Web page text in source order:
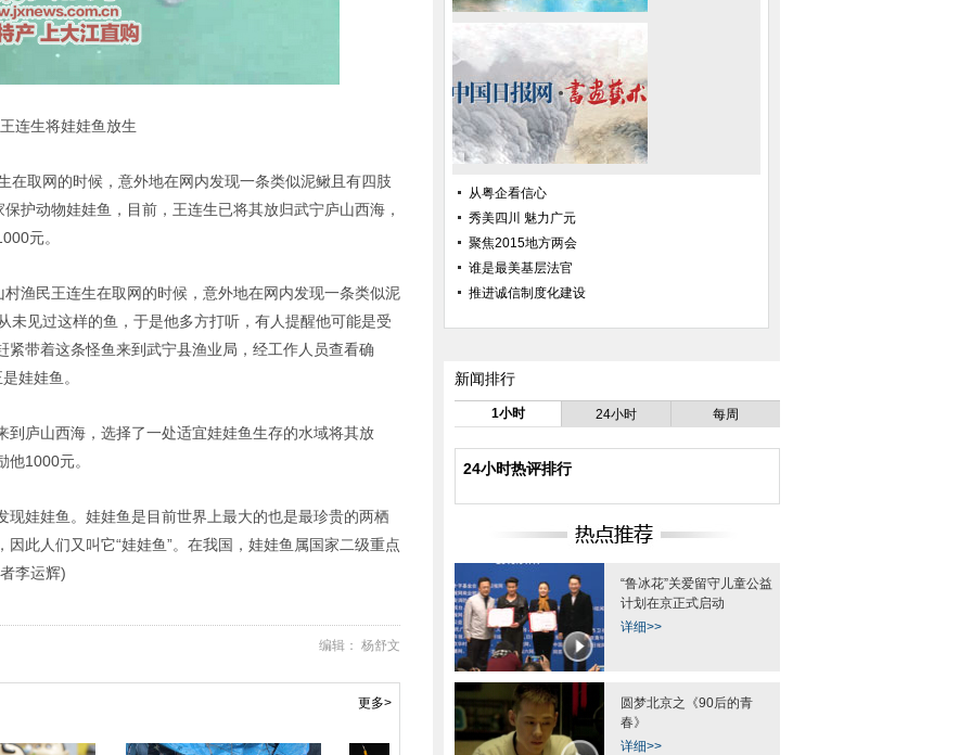
王连生将娃娃鱼放生
在取网的时候，意外地在网内发现一条类似泥鳅且有四肢
护动物娃娃鱼，目前，王连生已将其放归武宁庐山西海，
元。
渔民王连生在取网的时候，意外地在网内发现一条类似泥
未见过这样的鱼，于是他多方打听，有人提醒他可能是受
带着这条怪鱼来到武宁县渔业局，经工作人员查看确
娃娃鱼。
到庐山西海，选择了一处适宜娃娃鱼生存的水域将其放
1000元。
现娃娃鱼。娃娃鱼是目前世界上最大的也是最珍贵的两栖
此人们又叫它“娃娃鱼”。在我国，娃娃鱼属国家二级重点
李运辉)
编辑： 杨舒文
更多>
从粤企看信心
秀美四川 魅力广元
聚焦2015地方两会
谁是最美基层法官
推进诚信制度化建设
新闻排行
1小时 24小时 每周
24小时热评排行
“鲁冰花”关爱留守儿童公益
计划在京正式启动
详细>>
圆梦北京之《90后的青
春》
详细>>